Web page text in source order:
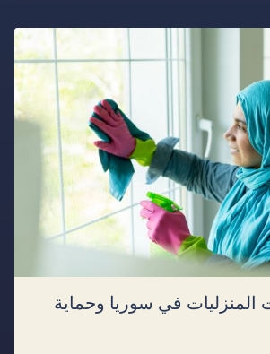
المنزليات في سوريا وحماية